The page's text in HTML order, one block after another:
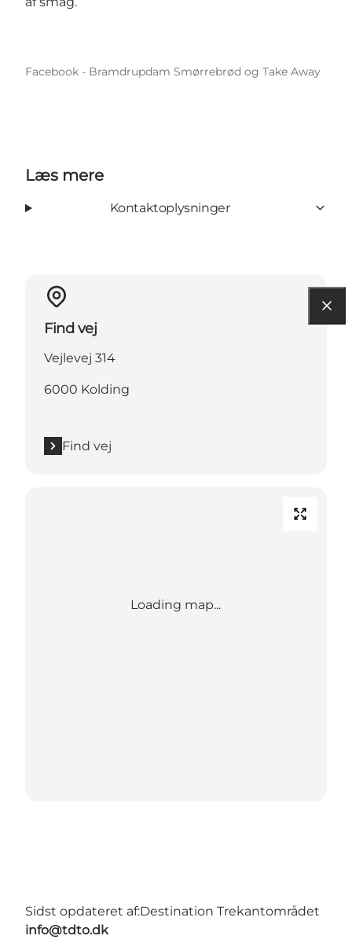
Facebook - Bramdrupdam Smørrebrød og Take Away
Læs mere
Kontaktoplysninger
Find vej
Vejlevej 314
6000 Kolding
Find vej
Loading map...
Sidst opdateret af:Destination Trekantområdet
info@tdto.dk